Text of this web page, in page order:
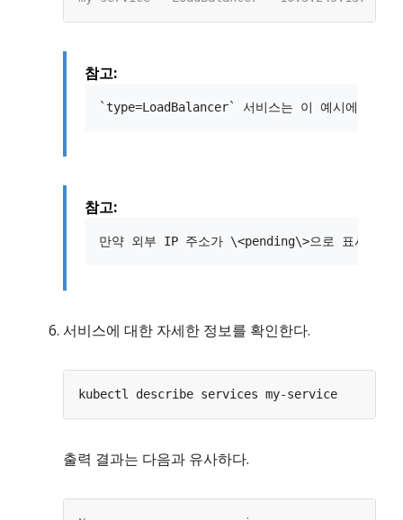
참고:
참고:
서비스에 대한 자세한 정보를 확인한다.
출력 결과는 다음과 유사하다.